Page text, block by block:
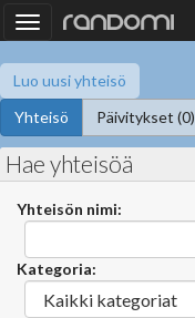
Toggle
navigation
Luo uusi yhteisö
Yhteisö
Päivitykset (0)
Hae yhteisöä
Yhteisön nimi:
Kategoria: